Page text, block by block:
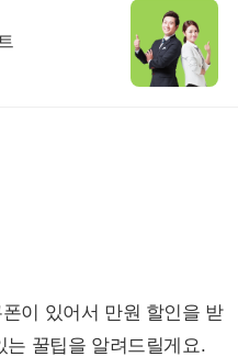
이 있어서 만원 할인을 받
는 꿀팁을 알려드릴게요.